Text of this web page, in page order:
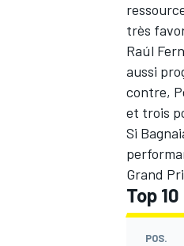
très
Raúl
aussi
contre,
et trois
Si
Grand
Top
POS.